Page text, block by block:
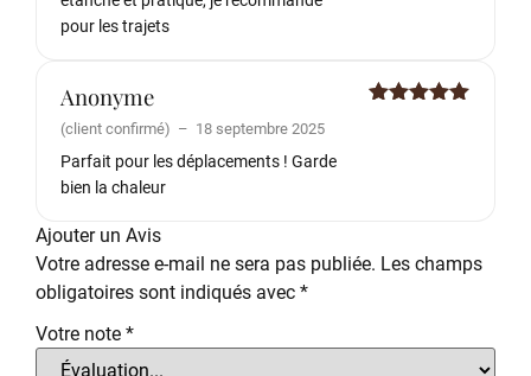
pour les trajets
Anonyme
(client confirmé) – 18 septembre 2025
Parfait pour les déplacements ! Garde
bien la chaleur
Ajouter un Avis
Votre adresse e-mail ne sera pas publiée. Les champs
obligatoires sont indiqués avec *
Votre note *